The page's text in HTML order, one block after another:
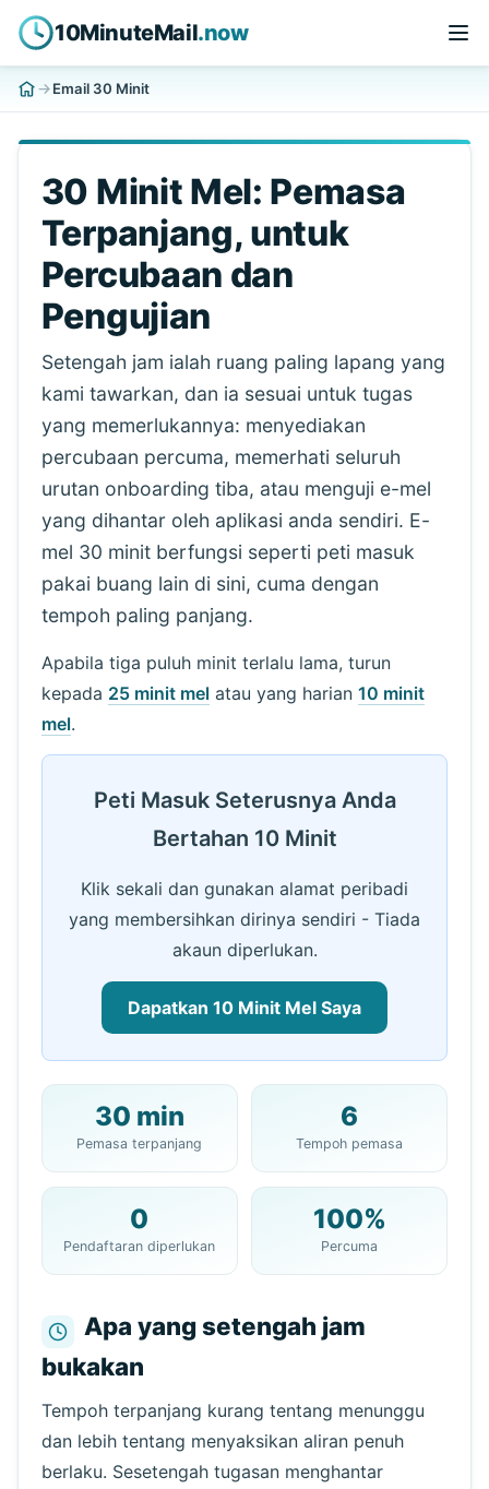
10MinuteMail.now
Email 30 Minit
30 Minit Mel: Pemasa
Terpanjang, untuk
Percubaan dan
Pengujian
Setengah jam ialah ruang paling lapang yang
kami tawarkan, dan ia sesuai untuk tugas
yang memerlukannya: menyediakan
percubaan percuma, memerhati seluruh
urutan onboarding tiba, atau menguji e-mel
yang dihantar oleh aplikasi anda sendiri. E-
mel 30 minit berfungsi seperti peti masuk
pakai buang lain di sini, cuma dengan
tempoh paling panjang.
Apabila tiga puluh minit terlalu lama, turun
kepada 25 minit melatau yang harian 10 minit
mel.
Peti Masuk Seterusnya Anda
Bertahan 10 Minit
Klik sekali dan gunakan alamat peribadi
yang membersihkan dirinya sendiri - Tiada
akaun diperlukan.
Dapatkan 10 Minit Mel Saya
Alamat 10 Minit Mel Anda:
Salin QR
Penyegaran seterusnya dalam
Penghantar Subjek Tindakan
30 min
Pemasa terpanjang
6
Tempoh pemasa
0
Pendaftaran diperlukan
100%
Percuma
Apa yang setengah jam
bukakan
Tempoh terpanjang kurang tentang menunggu
dan lebih tentang menyaksikan aliran penuh
berlaku. Sesetengah tugasan menghantar